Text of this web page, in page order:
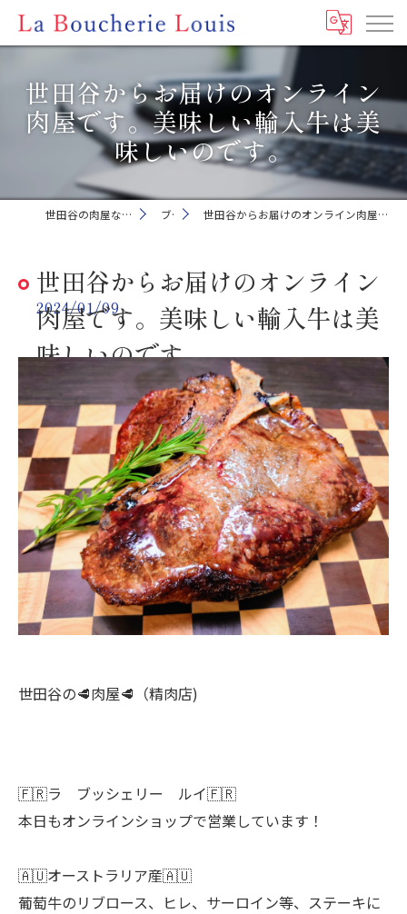
世田谷からお届けのオンライン
肉屋です。美味しい輸入牛は美
味しいのです。
世田谷の肉屋ならLa Boucherie Louis ブログ 世田谷からお届けのオンライン肉屋です。美味しい輸入牛は美味しいのです。
世田谷からお届けのオンライン
肉屋です。美味しい輸入牛は美
味しいのです。
2024/01/09
世田谷の🥩肉屋🥩（精肉店)
🇫🇷ラ ブッシェリー ルイ🇫🇷
本日もオンラインショップで営業しています！
🇦🇺オーストラリア産🇦🇺
葡萄牛のリブロース、ヒレ、サーロイン等、ステーキに